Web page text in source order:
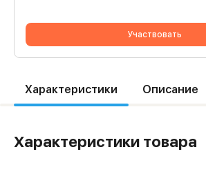
Участвовать
Характеристики Описание
Характеристики товара